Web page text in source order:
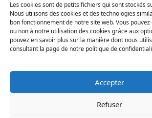
Les cookies sont de petits fichiers qui sont stockés
Nous utilisons des cookies et des technologies
bon fonctionnement de notre site web. Vous
ou non à notre utilisation des cookies grâce aux
pouvez en savoir plus sur la manière dont nous
consultant la page de notre politique de
Accepter
Refuser
Inscrivez-vous
à notre newsletter
Le Bégonia d’Or 2024